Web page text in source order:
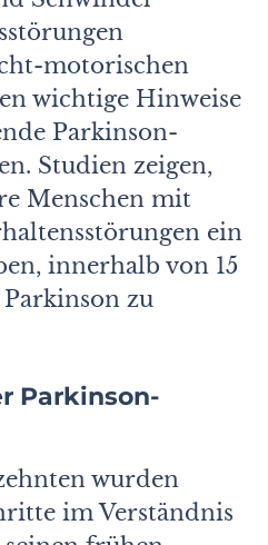
motorischen
wichtige Hinweise
Parkinson-
Studien zeigen,
Menschen mit
ein
innerhalb von 15
zu
Parkinson-
wurden
im Verständnis